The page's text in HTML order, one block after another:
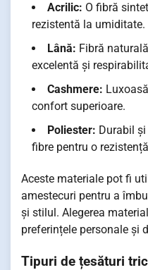
Acrilic: O fibră
rezistentă la umiditate.
Lână: Fibră
excelentă și
Cashmere:
confort superioare.
Poliester: Durabil
fibre pentru o
Aceste materiale pot fi
amestecuri pentru a
și stilul. Alegerea
preferințele personale și
Tipuri de țesături